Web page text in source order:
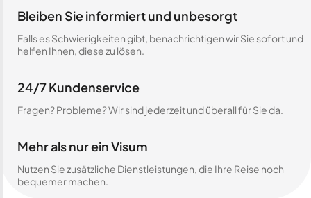
Bleiben Sie informiert und unbesorgt
Falls es Schwierigkeiten gibt, benachrichtigen wir Sie sofort und
helfen Ihnen, diese zu lösen.
24/7 Kundenservice
Fragen? Probleme? Wir sind jederzeit und überall für Sie da.
Mehr als nur ein Visum
Nutzen Sie zusätzliche Dienstleistungen, die Ihre Reise noch
bequemer machen.